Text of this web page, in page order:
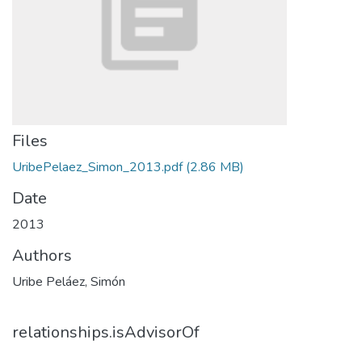
Files
UribePelaez_Simon_2013.pdf(2.86 MB)
Date
2013
Authors
Uribe Peláez, Simón
relationships.isAdvisorOf